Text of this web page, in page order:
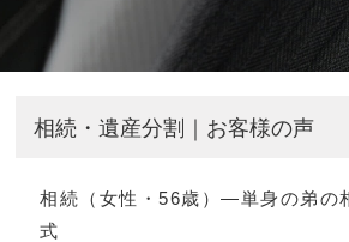
相続・遺産分割｜お客様の声
相続（女性・56歳）―単身の弟の
式